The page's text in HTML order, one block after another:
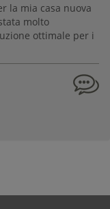
la mia casa nuova
molto
ottimale per i